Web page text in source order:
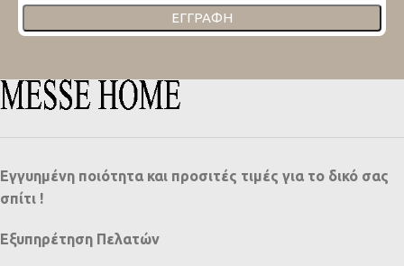
ΕΓΓΡΑΦΉ
Εγγυημένη ποιότητα και προσιτές τιμές για το δικό σας
σπίτι !
Εξυπηρέτηση Πελατών